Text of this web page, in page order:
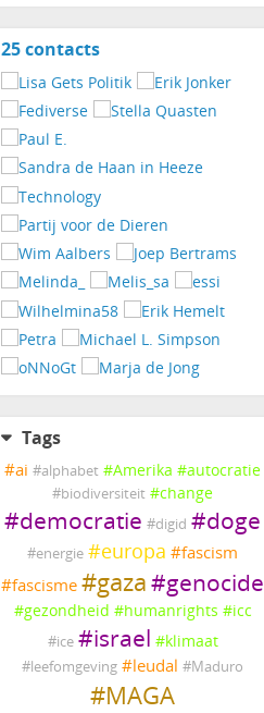
25 contactsView
contacts
Tags
#ai #alphabet #Amerika #autocratie
#biodiversiteit #change
#democratie #digid #doge
#energie #europa #fascism
#fascisme #gaza#genocide
#gezondheid #humanrights #icc
#ice #israel #klimaat
#leefomgeving #leudal #Maduro
#MAGA